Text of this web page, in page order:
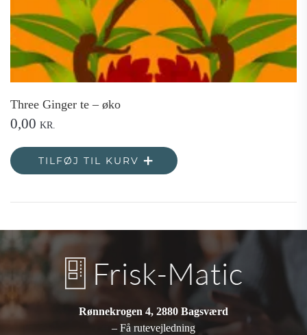
Three Ginger te – øko
0,00 KR.
TILFØJ TIL KURV
Rønnekrogen 4, 2880 Bagsværd
– Få rutevejledning